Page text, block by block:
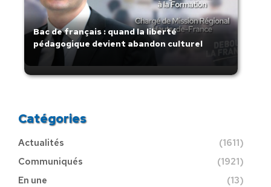
Bac de français : quand la liberté
pédagogique devient abandon culturel
Catégories
Actualités
(1611)
Communiqués
(1921)
En une
(13)